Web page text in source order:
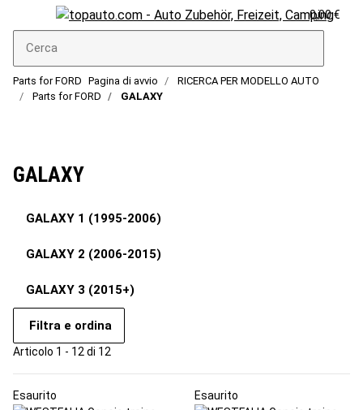
0,00 €
Parts for FORD Pagina di avvio
RICERCA PER MODELLO AUTO
Parts for FORD
GALAXY
GALAXY
GALAXY 1 (1995-2006)
GALAXY 2 (2006-2015)
GALAXY 3 (2015+)
Filtra e ordina
Articolo 1 - 12 di 12
Esaurito Esaurito